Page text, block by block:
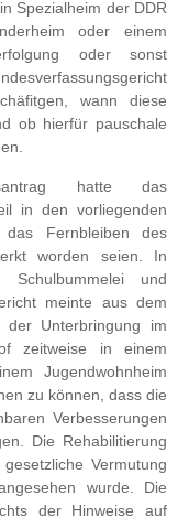
Spezialheim der DDR
oder einem
oder sonst
wann diese
ob hierfür pauschale
hatte das
in den vorliegenden
das Fernbleiben des
worden seien. In
und
meinte aus dem
der Unterbringung im
zeitweise in einem
Jugendwohnheim
zu können, dass die
Verbesserungen
Die Rehabilitierung
Vermutung
wurde. Die
der Hinweise auf